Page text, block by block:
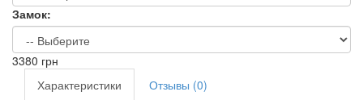
Замок:
3380 грн
Характеристики
Отзывы (0)